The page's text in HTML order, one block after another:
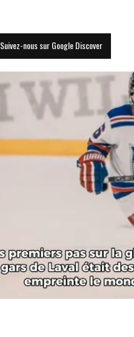
Suivez-nous sur Google Discover